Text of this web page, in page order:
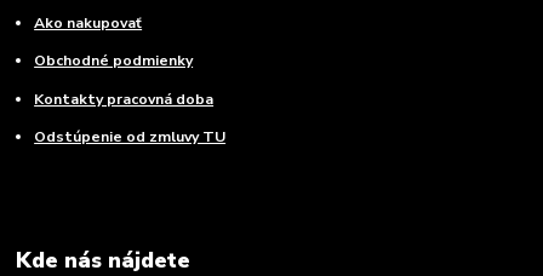
Ako nakupovať
Obchodné podmienky
Kontakty pracovná doba
Odstúpenie od zmluvy TU
Kde nás nájdete